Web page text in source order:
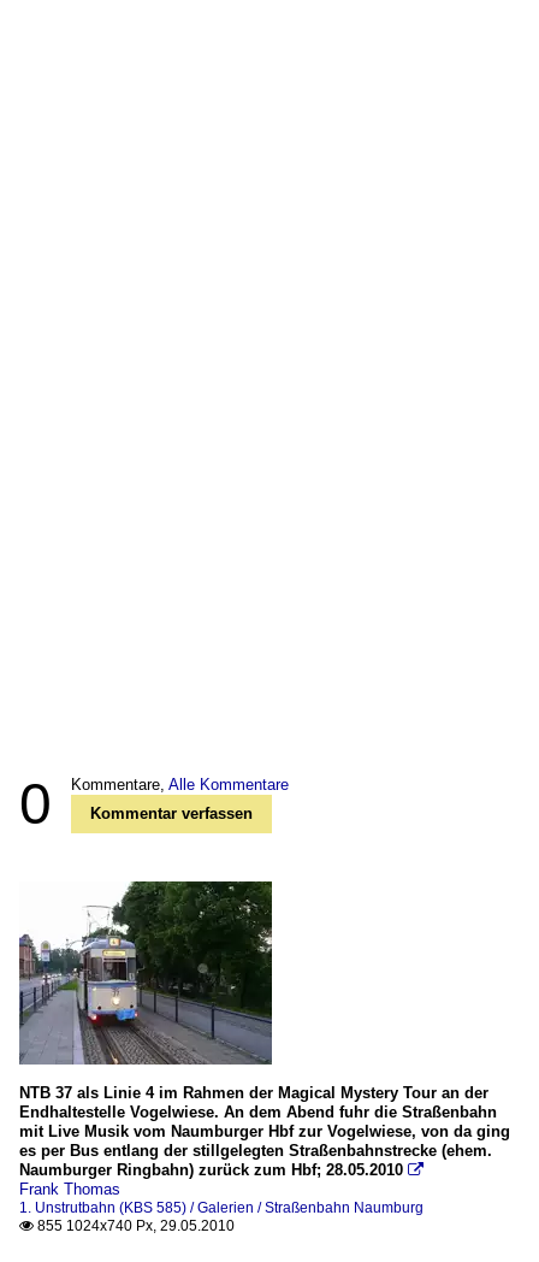
0 Kommentare, Alle Kommentare
Kommentar verfassen
NTB 37 als Linie 4 im Rahmen der Magical Mystery Tour an der
Endhaltestelle Vogelwiese. An dem Abend fuhr die Straßenbahn
mit Live Musik vom Naumburger Hbf zur Vogelwiese, von da ging
es per Bus entlang der stillgelegten Straßenbahnstrecke (ehem.
Naumburger Ringbahn) zurück zum Hbf; 28.05.2010 
Frank Thomas
1. Unstrutbahn (KBS 585) / Galerien / Straßenbahn Naumburg
 855 1024x740 Px, 29.05.2010